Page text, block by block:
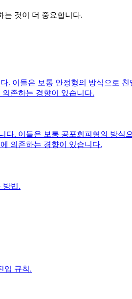
는 것이 더 중요합니다.
이들은 보통 안정형의 방식으로
존하는 경향이 있습니다.
. 이들은 보통 공포회피형의 방
의존하는 경향이 있습니다.
방법.
입 규칙.